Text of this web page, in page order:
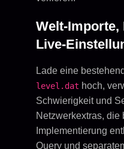
Welt-Importe,
Live-
Lade eine
level.dat hoch,
Schwierigkeit und
Netzwerkextras, die
Implementierung
Query und